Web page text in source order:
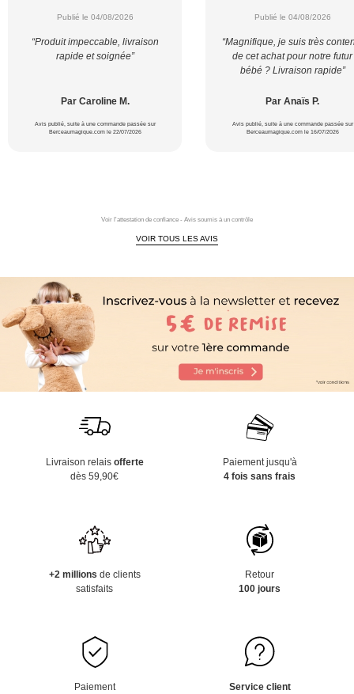
Publié le 04/08/2026
“Produit impeccable, livraison
rapide et soignée”
Par Caroline M.
Avis publié, suite à une commande passée sur
Berceaumagique.com le 22/07/2026
Publié le 04/08/2026
“Magnifique, je suis très
de cet achat pour notre futur
bébé ? Livraison rapide”
Par Anaïs P.
Avis publié, suite à une commande passée sur
Berceaumagique.com le 16/07/2026
Voir l'attestation de confiance - Avis soumis à un contrôle
VOIR TOUS LES AVIS
Livraison relais offerte
dès 59,90€
Paiement jusqu'à
4 fois sans frais
+2 millions de clients
satisfaits
Retour
100 jours
Paiement
Service client